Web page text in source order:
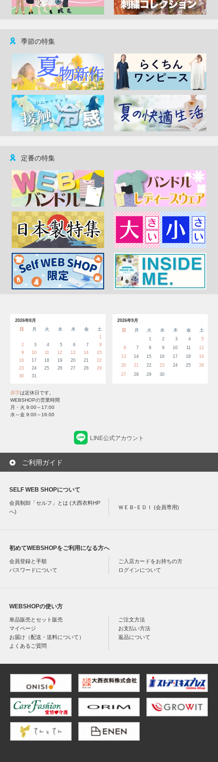
季節の特集
定番の特集
2026年8月
日
月 火 水 木 金
土
1
2
3 4 5 6 7
8
9
10 11 12 13 14
15
16
17 18 19 20 21
22
23
24 25 26 27 28
29
30
31
2026年9月
日
月 火 水 木 金
土
1
2 3 4
5
6
7 8 9 10 11
12
13
14 15 16 17 18
19
20
21 22 23 24 25
26
27
28 29 30
赤字は定休日です。
WEBSHOPの営業時間
月・火 9:00～17:00
水～金 9:00～16:00
LINE公式アカウント
ご利用ガイド
SELF WEB SHOPについて
会員制卸「セルフ」とは (大西衣料HP
へ)
ＷＥＢ-ＥＤＩ (会員専用)
初めてWEBSHOPをご利用になる方へ
会員登録と手順
ご入店カードをお持ちの方
パスワードについて
ログインについて
WEBSHOPの使い方
単品販売とセット販売
ご注文方法
マイページ
お支払い方法
お届け（配送・送料について）
返品について
よくあるご質問